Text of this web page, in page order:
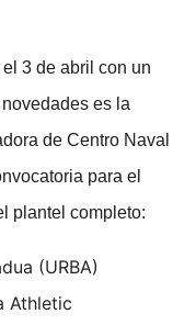
3 de abril con un
es la
de Centro Naval
para el
plantel completo:
(URBA)
Athletic